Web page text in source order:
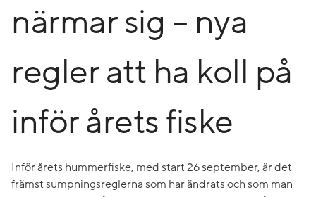
närmar sig – nya
regler att ha koll på
inför årets fiske
Inför årets hummerfiske, med start 26 september, är det
främst sumpningsreglerna som har ändrats och som man